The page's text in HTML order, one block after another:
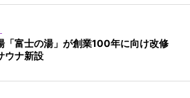
「富士の湯」が創業100年に向け改修
ウナ新設